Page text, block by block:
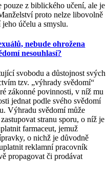
pouze z biblického učení, ale je
proto nelze libovolně
účelu a smyslu.
nebude ohrožena
nesouhlasí?
svobodu a důstojnost svých
tzv. „výhrady svědomí“
zákonné povinnosti, v níž mu
jednat podle svého svědomí
Výhradu svědomí může
stranu sporu, o níž je
farmaceut, jemuž
o nichž je důvodně
reklamní pracovník
propagovat či prodávat